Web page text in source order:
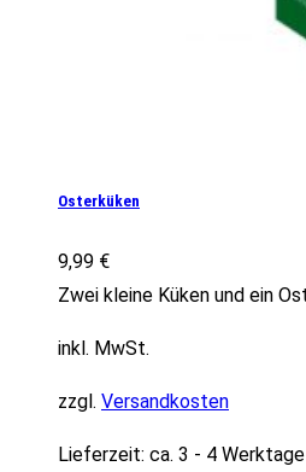
Osterküken
9,99 €
Zwei kleine Küken und ein
inkl. MwSt.
zzgl. Versandkosten
Lieferzeit: ca. 3 - 4 Werktage